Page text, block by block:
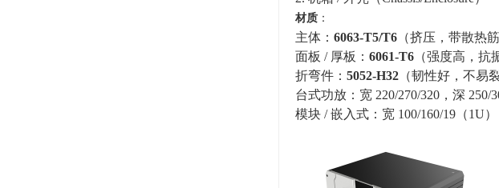
材质 ：
主体： 6063‑T5/T6 （挤压，带散热筋
面板 / 厚板： 6061‑T6 （强度高，抗
折弯件： 5052‑H32 （韧性好，不易
台式功放：宽 220/270/320，深 250/
模块 / 嵌入式：宽 100/160/19（1U